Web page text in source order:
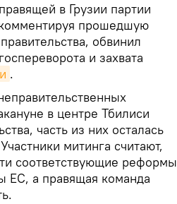
в Грузии партии
прошедшую
обвинил
и захвата
.
в центре Тбилиси
часть из них осталась
митинга считают,
соответствующие реформы
ЕС, а правящая команда